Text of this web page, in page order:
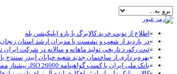
»اطلاع از نوبت خرید کالابرگ با بازو اپلیکیشن بله
»در بازدید از شعب و نشست با مدیران ارشد استان زنجان
»ثبت رکورد تاریخی تولید ماهانه و سالانه در شرکت
»بهره‌برداری از ساختمان جدید شعبه خیابان آبیدر سنندج
»بانک ملی ایران با کسب گواهینامه ISO 26000، پیشتاز مسئولیت‌پذیری اجتماعی در نظام بانکی شد